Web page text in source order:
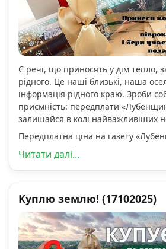
Є речі, що приносять у дім тепло,
рідного. Це наші близькі, наша
інформація рідного краю. Зроби
приємність: передплати
залишайся в колі найважливіших
Передплатна ціна на газету
Читати далі...
Куплю землю! (17102025)